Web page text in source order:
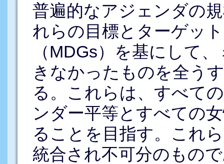
普遍的なアジェンダの
れらの目標とターゲッ
（MDGs）を基にして
きなかったものを全う
る。これらは、すべて
ンダー平等とすべての
ることを目指す。これ
統合され不可分のもの